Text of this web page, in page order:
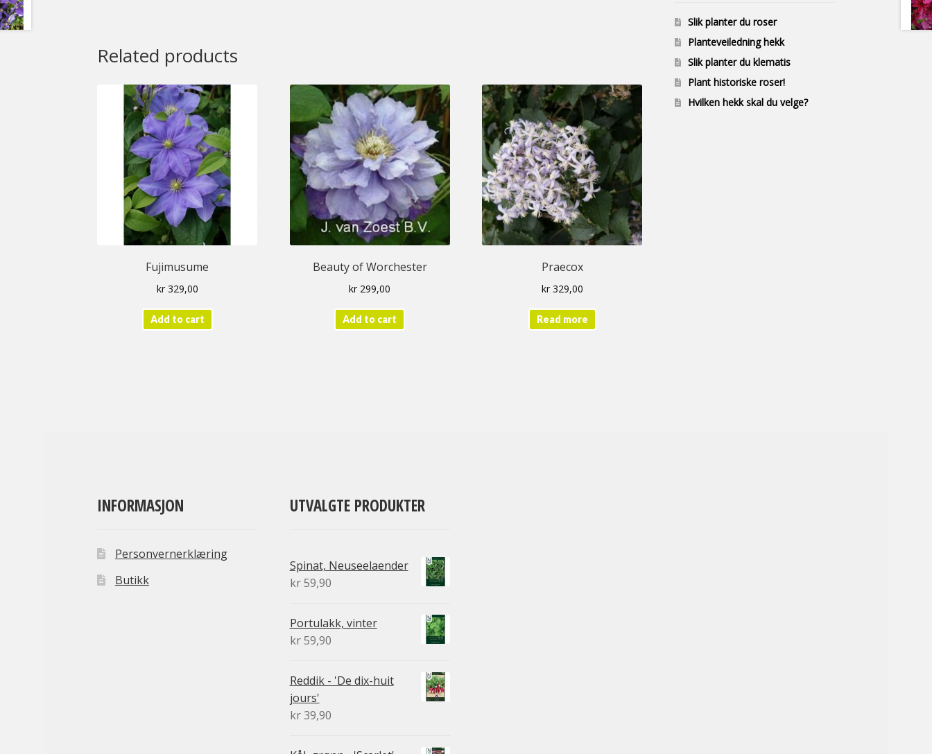
Related products
Fujimusume
kr329,00
Add to cart
Beauty of Worchester
kr 299,00
Add to cart
Praecox
kr329,00
Read more
Slik planter du roser
Planteveiledning hekk
Slik planter du klematis
Plant historiske roser!
Hvilken hekk skal du velge?
INFORMASJON
Personvernerklæring
Butikk
UTVALGTE PRODUKTER
Spinat, Neuseelaender
kr59,90
Portulakk, vinter
kr59,90
Reddik - 'De dix-huit
jours'
kr39,90